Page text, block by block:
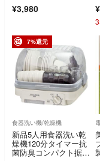
ーナー ホワイト ZC-
¥3,980
7%還元
食器洗い機/乾燥機
新品5人用食器洗い乾
燥機120分タイマー抗
菌防臭コンパクト据置